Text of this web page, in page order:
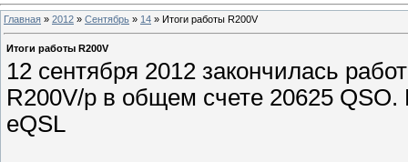
Главная » 2012 » Сентябрь » 14 » Итоги работы R200V
Итоги работы R200V
12 сентября 2012 закончилась
R200V/p в общем счете 20625
eQSL